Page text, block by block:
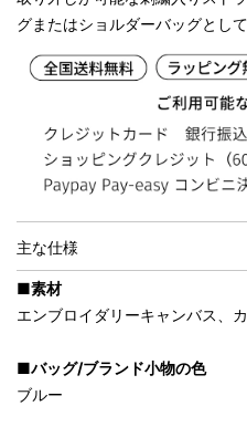
グまたはショルダーバッグとし
主な仕様
■素材
エンブロイダリーキャンバス、
■バッグ/ブランド小物の色
ブルー